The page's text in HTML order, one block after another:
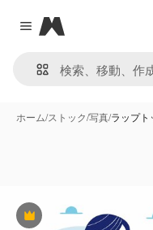
Close menu
Magnific
ホーム/ストック/写真/ラップ
Premium